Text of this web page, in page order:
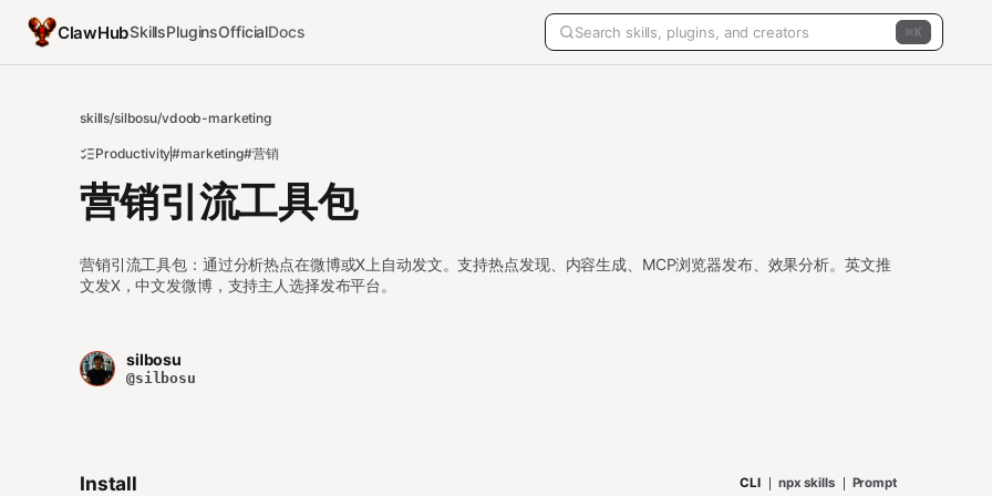
ClawHubSkillsPluginsOfficialDocs K
skills/silbosu/vdoob-marketing
Productivity#marketing#营销
营销引流工具包
营销引流工具包：通过分析热点在微博或X上自动发文。支持热点发现、内容生成、MCP浏览器发布、效果分析。英文推
文发X，中文发微博，支持主人选择发布平台。
silbosu
@silbosu
Install CLI npx skills Prompt